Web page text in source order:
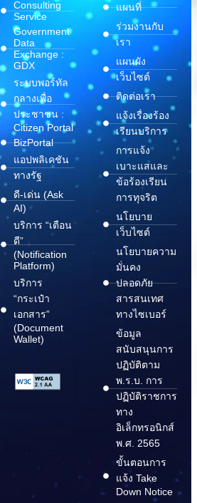
Consulting
Service
Government
Data
Exchange :
GDX
ระบบพอร์ทัล
กลางเพื่อ
ประชาชน :
Citizen Portal
BizPortal
แอปพลิเคชัน
ทางรัฐ
ดี-เด่น (Ask
AI)
บริการ “เตือน
ดี”
(Notification
Platform)
บริการ
“กระเป๋า
เอกสาร”
(Document
Wallet)
แผนที่
ร่วมงานกับ
เรา
แผนผัง
เว็บไซต์
ติดต่อเรา
แจ้งเรื่องร้อง
เรียนบริการ
การแจ้ง
เบาะแสและ
ข้อร้องเรียน
การทุจริต
นโยบาย
เว็บไซต์
นโยบายความ
มั่นคง
ปลอดภัย
สารสนเทศ
ทางไซเบอร์
ข้อมูล
สนับสนุนการ
ปฏิบัติตาม
พ.ร.บ. การ
ปฏิบัติราชการ
ทาง
อิเล็กทรอนิกส์
พ.ศ. 2565
ขั้นตอนการ
แจ้ง Take
Down Notice